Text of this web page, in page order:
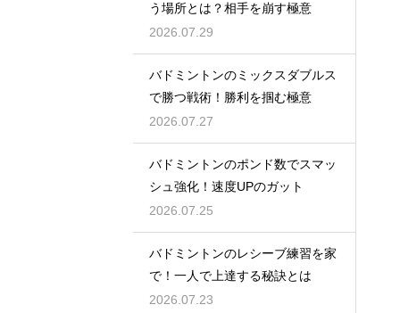
う場所とは？相手を崩す極意
2026.07.29
バドミントンのミックスダブルス
で勝つ戦術！勝利を掴む極意
2026.07.27
バドミントンのポンド数でスマッ
シュ強化！速度UPのガット
2026.07.25
バドミントンのレシーブ練習を家
で！一人で上達する秘訣とは
2026.07.23